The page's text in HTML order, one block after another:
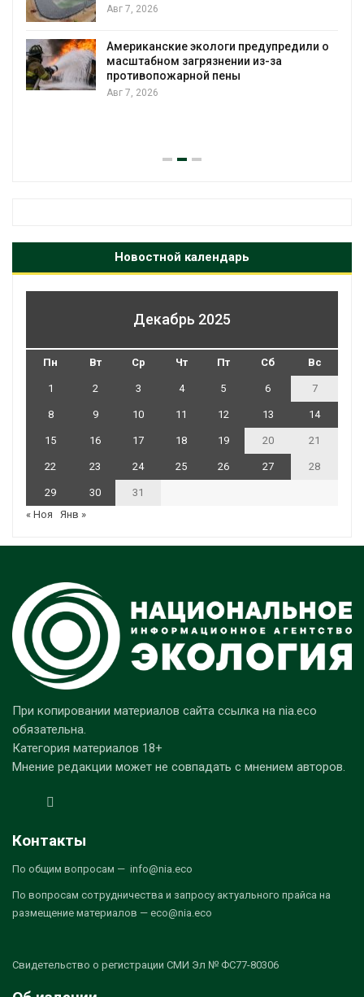
Авг 7, 2026
Американские экологи предупредили о
масштабном загрязнении из-за
противопожарной пены
Авг 7, 2026
Новостной календарь
Декабрь 2025
Пн Вт Ср Чт Пт Сб Вс
1 2 3 4 5 6 7
8 9 10 11 12 13 14
15 16 17 18 19 20 21
22 23 24 25 26 27 28
29 30
31
« Ноя
Янв »
При копировании материалов сайта ссылка на nia.eco
обязательна.
Категория материалов 18+
Мнение редакции может не совпадать с мнением авторов.
Контакты
По общим вопросам — info@nia.eco
По вопросам сотрудничества и запросу актуального прайса на
размещение материалов — eco@nia.eco
Свидетельство о регистрации СМИ Эл № ФС77-80306